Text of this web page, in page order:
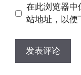
址
址
在此浏览器中
站地址，以便